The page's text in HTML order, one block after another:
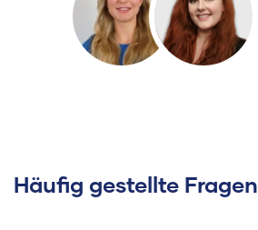
Häufig gestellte Fragen